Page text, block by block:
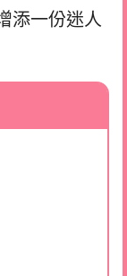
添一份迷人